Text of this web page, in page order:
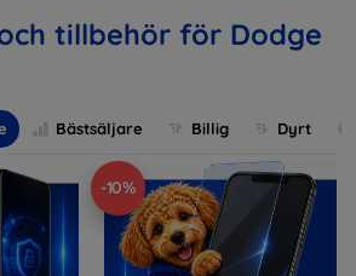
tillbehör för Dodge
Bästsäljare Billig Dyrt
-10%